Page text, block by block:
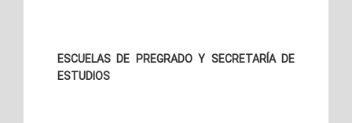
ESCUELAS DE PREGRADO Y SECRETARÍA DE
ESTUDIOS